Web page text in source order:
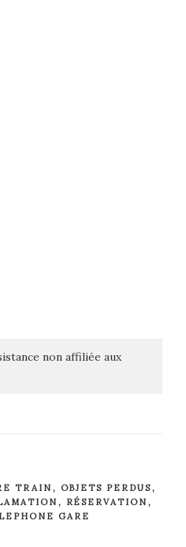
non affiliée aux
TRAIN , OBJETS PERDUS,
, RÉSERVATION ,
GARE